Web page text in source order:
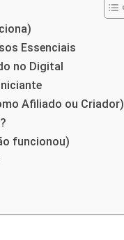
Essenciais
no Digital
Afiliado ou Criador)
funcionou)